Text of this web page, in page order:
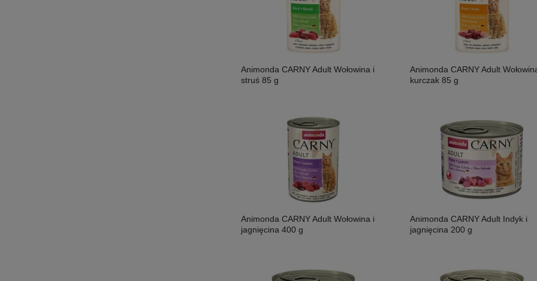
Animonda CARNY Adult Wołowina i
struś 85 g
Animonda CARNY Adult
kurczak 85 g
Animonda CARNY Adult Wołowina i
jagnięcina 400 g
Animonda CARNY Adult Indyk i
jagnięcina 200 g